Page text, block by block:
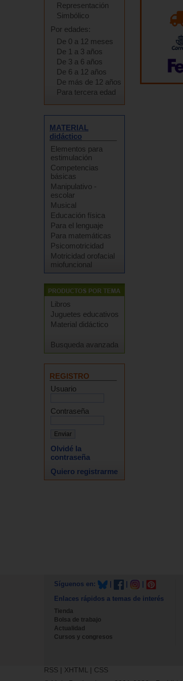
Representación
Simbólico
Por edades:
De 0 a 12 meses
De 1 a 3 años
De 3 a 6 años
De 6 a 12 años
De más de 12 años
Para tercera edad
MATERIAL
didáctico
Elementos para
estimulación
Competencias
básicas
Manipulativo -
escolar
Musical
Educación física
Para el lenguaje
Para matemáticas
Psicomotricidad
Motricidad orofacial
miofuncional
Libros
Juguetes educativos
Material didáctico
Busqueda avanzada
REGISTRO
Usuario
Contraseña
Olvidé la
contraseña
Quiero registrarme
Síguenos en:
Enlaces rápidos a temas de interés
Tienda
Bolsa de trabajo
Actualidad
Cursos y congresos
RSS | XHTML | CSS